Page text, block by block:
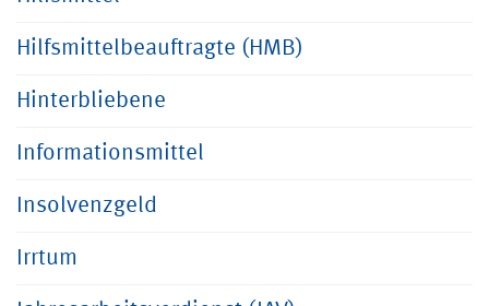
Hilfsmittelbeauftragte (HMB)
Hinterbliebene
Informationsmittel
Insolvenzgeld
Irrtum